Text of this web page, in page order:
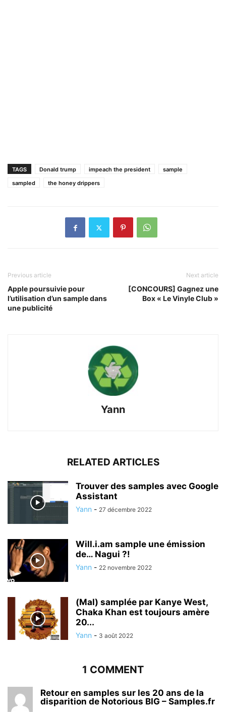
TAGS Donald trump impeach the president
sample
sampled
the honey drippers
Previous article
Apple poursuivie pour
l’utilisation d’un sample dans
une publicité
Next article
[CONCOURS] Gagnez une
Box « Le Vinyle Club »
Yann
RELATED ARTICLES
Trouver des samples avec Google
Assistant
Yann - 27 décembre 2022
Will.i.am sample une émission
de… Nagui ?!
Yann - 22 novembre 2022
(Mal) samplée par Kanye West,
Chaka Khan est toujours amère
20...
Yann - 3 août 2022
1 COMMENT
Retour en samples sur les 20 ans de la
disparition de Notorious BIG – Samples.fr